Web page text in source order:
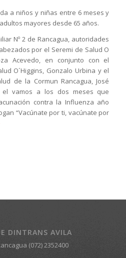
a niños y niñas entre 6 meses y
mayores desde 65 años.
Nº 2 de Rancagua, autoridades
por el Seremi de Salud O
Acevedo, en conjunto con el
O´Higgins, Gonzalo Urbina y el
de la Cormun Rancagua, José
el vamos a los dos meses que
contra la Influenza año
“Vacúnate por ti, vacúnate por
DINTRANS AVILA
(072) 2352400